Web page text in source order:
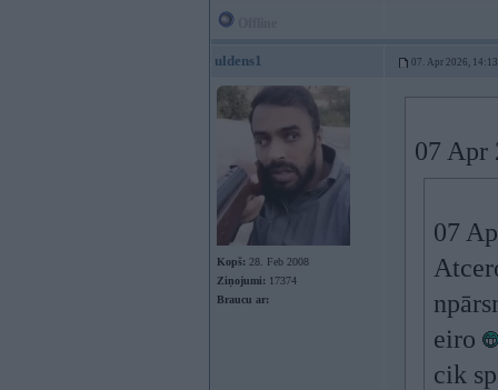
uldens1 07. Apr 2026, 14:13
Kopš: 28. Feb 2008
Ziņojumi: 17374
Braucu ar:
07 Apr
07
eiro
cik